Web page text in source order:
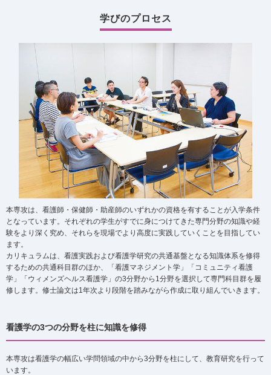
学びのプロセス
本専攻は、看護師・保健師・助産師のいずれかの資格を有することが入学条件
となっています。それぞれの学生がすでに身につけてきた専門分野の知識や経
験をより深く究め、それらを現場でより高度に実践していくことを目指してい
ます。
カリキュラムは、看護実践および看護学研究の共通基盤となる知識体系を修得
するための共通科目群のほか、「看護マネジメント学」「コミュニティ看護
学」「ウィメンズヘルス看護学」の3分野から1分野を選択して専門科目群を履
修します。修士論文は1年次より段階を踏みながら作成に取り組んでいきます。
看護学の3つの分野を柱に知識を修得
本専攻は看護学の幅広い学問領域の中から3分野を柱にして、教育研究を行って
います。